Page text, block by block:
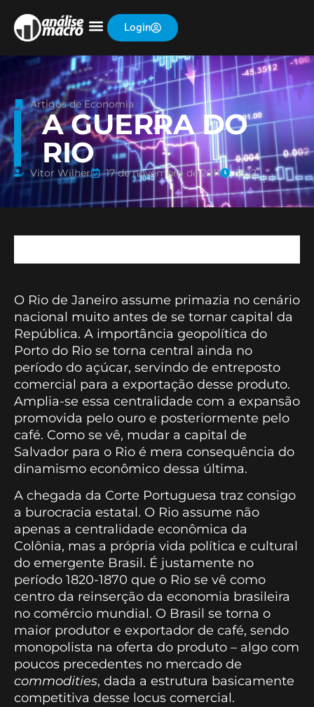
Login
Artigos de Economia
A GUERRA DO
RIO
Vitor Wilher 17 de novembro de 2011 15:12
O Rio de Janeiro assume primazia no cenário
nacional muito antes de se tornar capital da
República. A importância geopolítica do
Porto do Rio se torna central ainda no
período do açúcar, servindo de entreposto
comercial para a exportação desse produto.
Amplia-se essa centralidade com a expansão
promovida pelo ouro e posteriormente pelo
café. Como se vê, mudar a capital de
Salvador para o Rio é mera consequência do
dinamismo econômico dessa última.
A chegada da Corte Portuguesa traz consigo
a burocracia estatal. O Rio assume não
apenas a centralidade econômica da
Colônia, mas a própria vida política e cultural
do emergente Brasil. É justamente no
período 1820-1870 que o Rio se vê como
centro da reinserção da economia brasileira
no comércio mundial. O Brasil se torna o
maior produtor e exportador de café, sendo
monopolista na oferta do produto – algo com
poucos precedentes no mercado de
commodities, dada a estrutura basicamente
competitiva desse locus comercial.